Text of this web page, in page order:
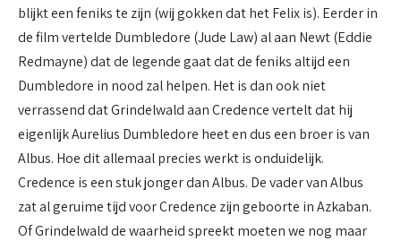
blijkt een feniks te zijn (wij gokken dat het Felix is). Eerder in
de film vertelde Dumbledore (Jude Law) al aan Newt (Eddie
Redmayne) dat de legende gaat dat de feniks altijd een
Dumbledore in nood zal helpen. Het is dan ook niet
verrassend dat Grindelwald aan Credence vertelt dat hij
eigenlijk Aurelius Dumbledore heet en dus een broer is van
Albus. Hoe dit allemaal precies werkt is onduidelijk.
Credence is een stuk jonger dan Albus. De vader van Albus
zat al geruime tijd voor Credence zijn geboorte in Azkaban.
Of Grindelwald de waarheid spreekt moeten we nog maar